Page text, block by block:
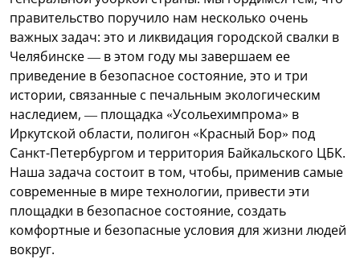
правительство поручило нам несколько очень
важных задач: это и ликвидация городской свалки в
Челябинске — в этом году мы завершаем ее
приведение в безопасное состояние, это и три
истории, связанные с печальным экологическим
наследием, — площадка «Усольехимпрома» в
Иркутской области, полигон «Красный Бор» под
Санкт-Петербургом и территория Байкальского ЦБК.
Наша задача состоит в том, чтобы, применив самые
современные в мире технологии, привести эти
площадки в безопасное состояние, создать
комфортные и безопасные условия для жизни людей
вокруг.